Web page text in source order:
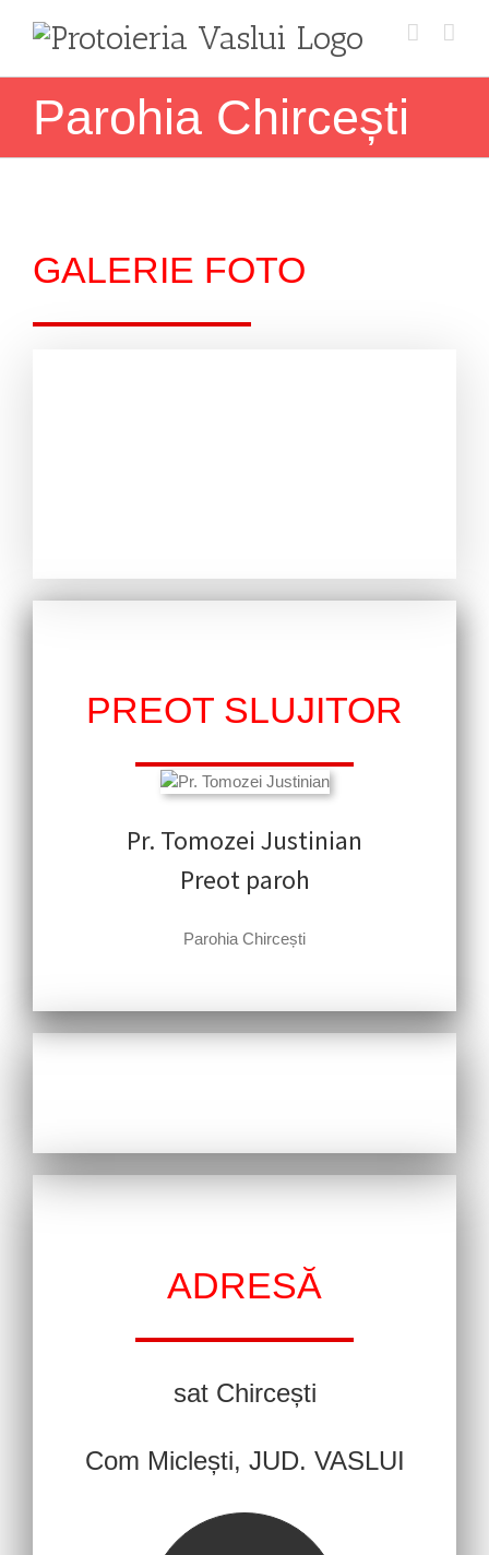
Parohia Chircești
GALERIE FOTO
PREOT SLUJITOR
Pr. Tomozei Justinian
Preot paroh
Parohia Chircești
ADRESĂ
sat Chircești
Com Miclești, JUD. VASLUI